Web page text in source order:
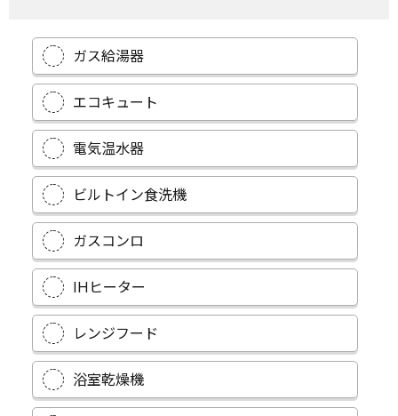
ガス給湯器
エコキュート
電気温水器
ビルトイン食洗機
ガスコンロ
IHヒーター
レンジフード
浴室乾燥機